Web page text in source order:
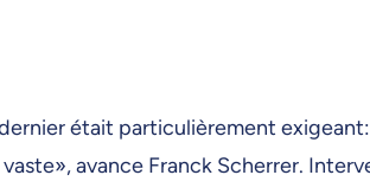
était particulièrement
avance Franck Scherrer.